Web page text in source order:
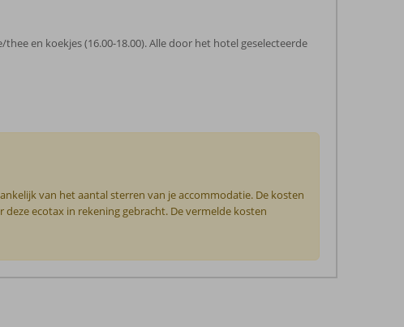
en koekjes (16.00-18.00). Alle door het hotel geselecteerde
van het aantal sterren van je accommodatie. De kosten
ecotax in rekening gebracht. De vermelde kosten